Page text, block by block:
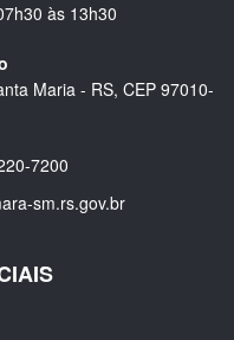
às 13h30
Maria - RS, CEP 97010-
7200
sm.rs.gov.br